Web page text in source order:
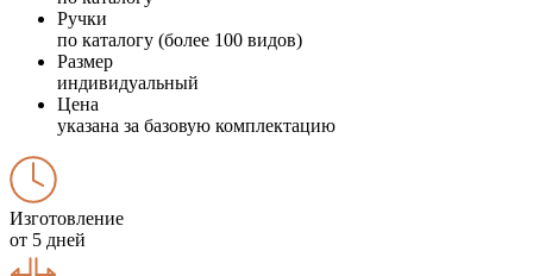
Ручки
по каталогу (более 100 видов)
Размер
индивидуальный
Цена
указана за базовую комплектацию
Изготовление
от 5 дней